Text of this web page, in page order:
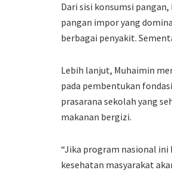
Dari sisi konsumsi
pangan impor yang
berbagai penyakit.
Lebih lanjut, Muhaimin
pada pembentukan
prasarana sekolah yang
makanan bergizi.
“Jika program nasional ini
kesehatan masyarakat